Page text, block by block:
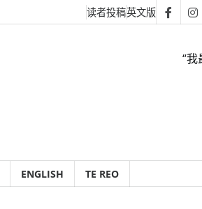
读者投稿英文版
“
ENGLISH TE REO